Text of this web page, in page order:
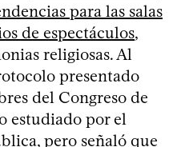
para las salas
de espectáculos,
religiosas. Al
presentado
del Congreso de
estudiado por el
pero señaló que